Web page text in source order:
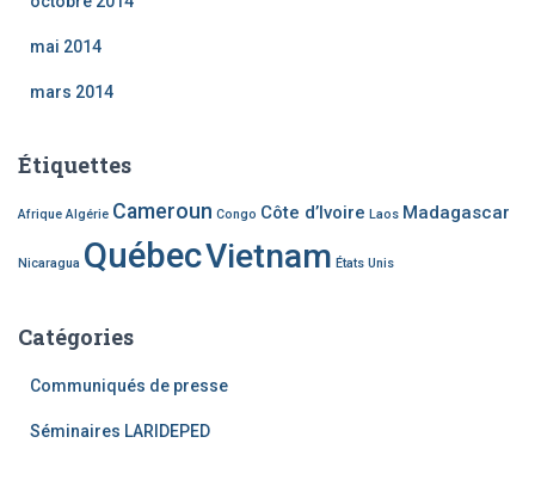
mai 2014
mars 2014
Étiquettes
Afrique Algérie Cameroun Congo Côte d’Ivoire Laos Madagascar
Nicaragua QuébecVietnam États Unis
Catégories
Communiqués de presse
Séminaires LARIDEPED